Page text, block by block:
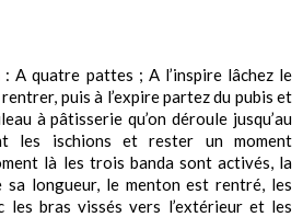
: A quatre pattes ; A l’inspire lâchez le
puis à l’expire partez du pubis et
à pâtisserie qu’on déroule jusqu’au
les ischions et rester un moment
là les trois banda sont activés, la
sa longueur, le menton est rentré, les
les bras vissés vers l’extérieur et les